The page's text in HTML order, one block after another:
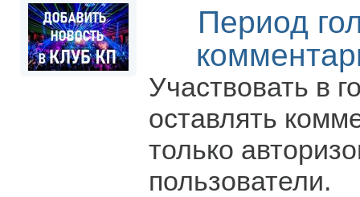
Период
Участвовать в
оставлять
только
пользователи.